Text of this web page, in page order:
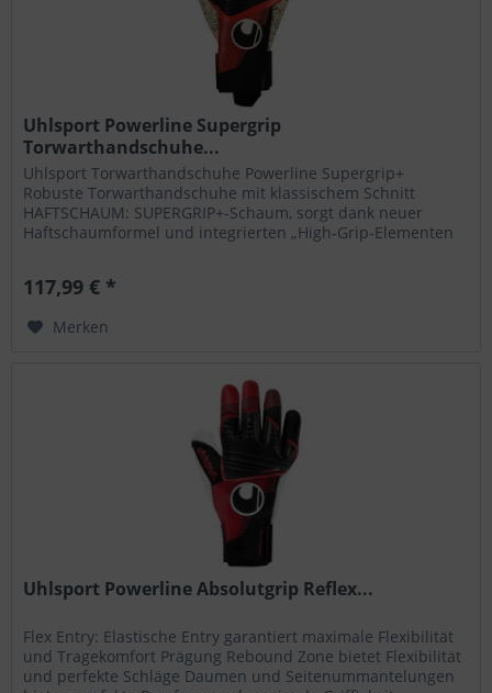
Uhlsport Powerline Supergrip
Torwarthandschuhe...
Uhlsport Torwarthandschuhe Powerline Supergrip+
Robuste Torwarthandschuhe mit klassischem Schnitt
HAFTSCHAUM: SUPERGRIP+-Schaum, sorgt dank neuer
Haftschaumformel und integrierten „High-Grip-Elementen
117,99 € *
Merken
Uhlsport Powerline Absolutgrip Reflex...
Flex Entry: Elastische Entry garantiert maximale Flexibilität
und Tragekomfort Prägung Rebound Zone bietet Flexibilität
und perfekte Schläge Daumen und Seitenummantelungen